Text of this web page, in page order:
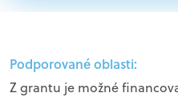
Podporované oblasti:
Z grantu je možné